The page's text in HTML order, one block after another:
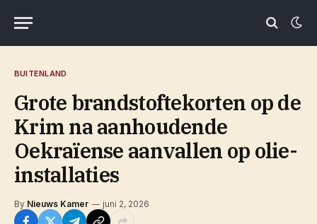
BUITENLAND
Grote brandstoftekorten op de
Krim na aanhoudende
Oekraïense aanvallen op olie-
installaties
By Nieuws Kamer juni 2, 2026